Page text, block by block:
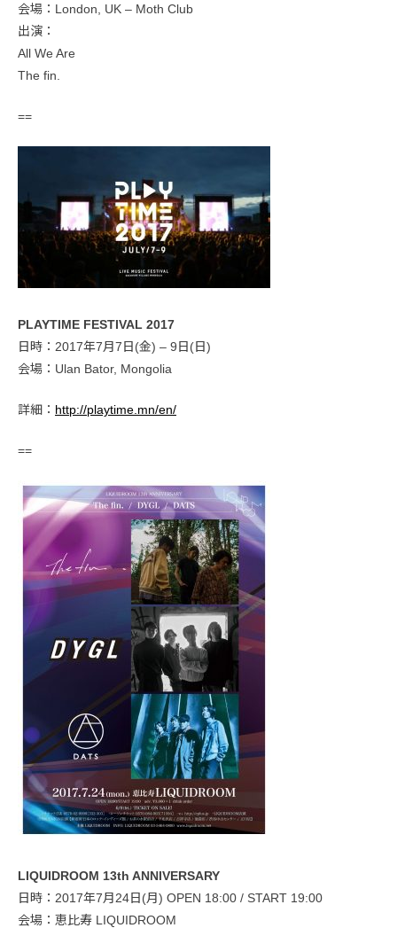
会場：London, UK – Moth Club
出演：
All We Are
The fin.
==
PLAYTIME FESTIVAL 2017
日時：2017年7月7日(金) – 9日(日)
会場：Ulan Bator, Mongolia
詳細： http://playtime.mn/en/
==
LIQUIDROOM 13th ANNIVERSARY
日時：2017年7月24日(月) OPEN 18:00 / START 19:00
会場：恵比寿 LIQUIDROOM